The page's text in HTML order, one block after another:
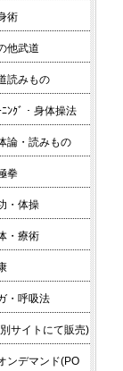
術
他武道
読みもの
ﾝｸﾞ・身体操法
・読みもの
拳
・体操
・療術
・呼吸法
サイトにて販売)
ンデマンド(PO